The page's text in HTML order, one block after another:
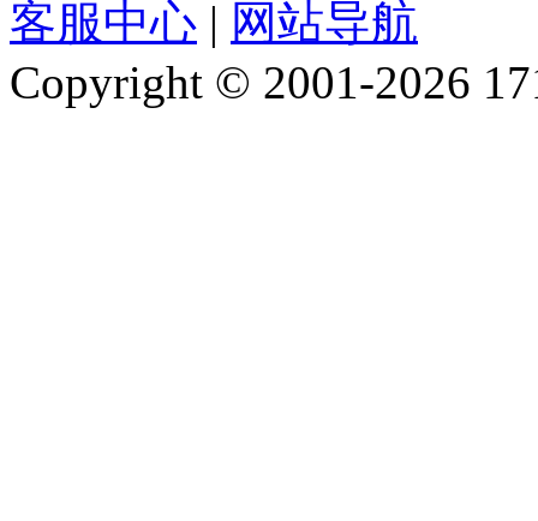
客服中心 | 网站导航
Copyright © 2001-2026